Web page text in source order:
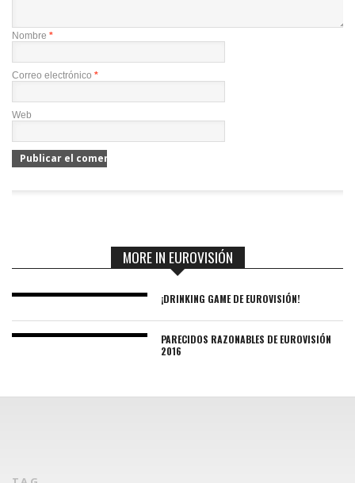
Nombre *
Correo electrónico *
Web
MORE IN EUROVISIÓN
¡DRINKING GAME DE EUROVISIÓN!
PARECIDOS RAZONABLES DE EUROVISIÓN
2016